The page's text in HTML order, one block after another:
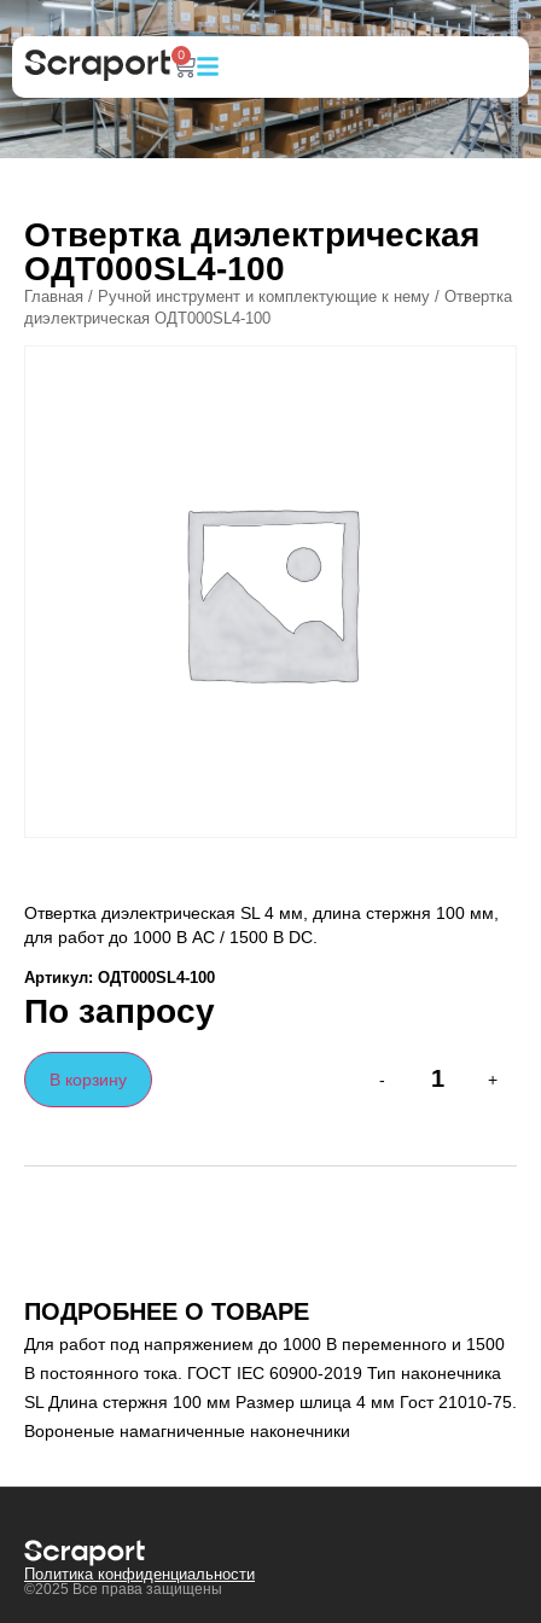
0
Отвертка диэлектрическая
ОДТ000SL4-100
Главная / Ручной инструмент и комплектующие к нему / Отвертка
диэлектрическая ОДТ000SL4-100
Отвертка диэлектрическая SL 4 мм, длина стержня 100 мм,
для работ до 1000 В AC / 1500 В DC.
Артикул: ОДТ000SL4-100
По запросу
- +
В корзину
ПОДРОБНЕЕ О ТОВАРЕ
Для работ под напряжением до 1000 В переменного и 1500
В постоянного тока. ГОСТ IEC 60900-2019 Тип наконечника
SL Длина стержня 100 мм Размер шлица 4 мм Гост 21010-75.
Вороненые намагниченные наконечники
Политика конфиденциальности
©2025 Все права защищены